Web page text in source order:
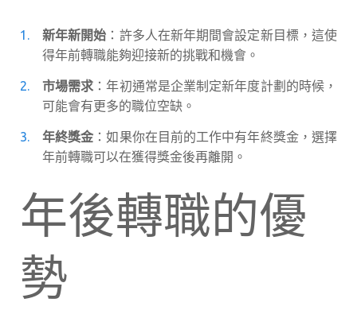
新年新開始 ：許多人在新年期間會設定新目標，這使
得年前轉職能夠迎接新的挑戰和機會。
市場需求 ：年初通常是企業制定新年度計劃的時候，
可能會有更多的職位空缺。
年終獎金 ：如果你在目前的工作中有年終獎金，選擇
年前轉職可以在獲得獎金後再離開。
年後轉職的優
勢